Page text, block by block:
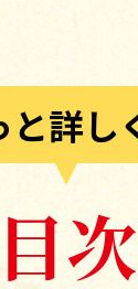
詳し